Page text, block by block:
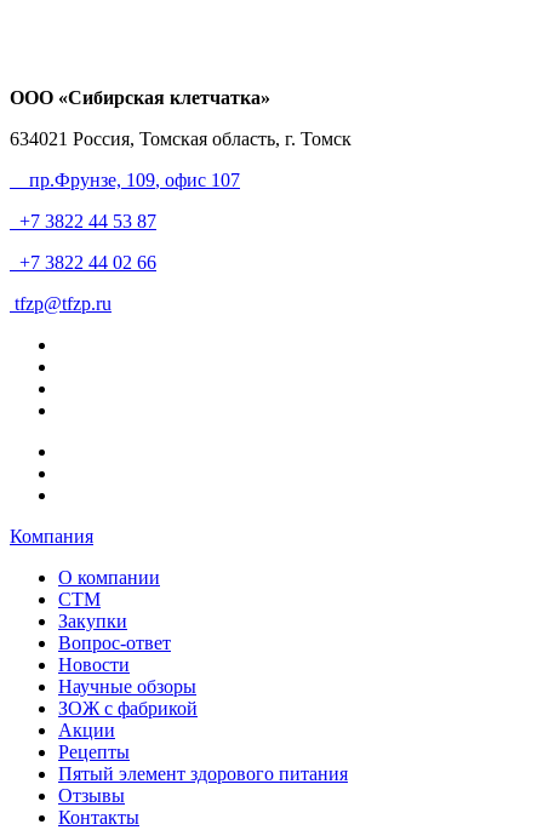
ООО «Сибирская клетчатка»
634021 Россия, Томская область, г. Томск
пр.Фрунзе, 109, офис 107
+7 3822 44 53 87
+7 3822 44 02 66
tfzp@tfzp.ru
Компания
О компании
СТМ
Закупки
Вопрос-ответ
Новости
Научные обзоры
ЗОЖ с фабрикой
Акции
Рецепты
Пятый элемент здорового питания
Отзывы
Контакты